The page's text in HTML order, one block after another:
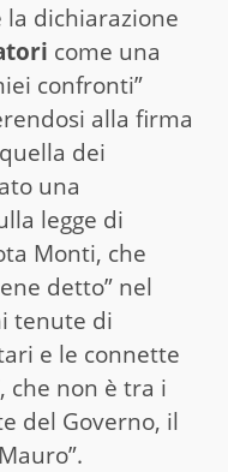
la dichiarazione
come una
confronti”
alla firma
dei
una
legge di
Monti, che
detto” nel
tenute di
e le connette
che non è tra i
del Governo, il